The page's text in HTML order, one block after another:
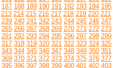
187 188 189 190 191 192 193 194 195
213 214 215 216 217 218 219 220 221
239 240 241 242 243 244 245 246 247
265 266 267 268 269 270 271 272 273
291 292 293 294 295 296 297 298 299
317 318 319 320 321 322 323 324 325
343 344 345 346 347 348 349 350 351
369 370 371 372 373 374 375 376 377
395 396 397 398 399 400 401 402 403